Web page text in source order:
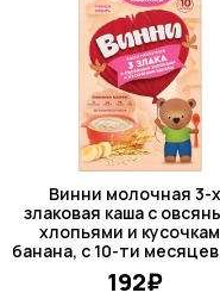
Винни молочная 3-х
злаковая каша с
хлопьями и
банана, с 10-ти месяцев,
гр.
192₽